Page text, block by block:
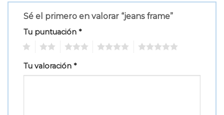
Sé el primero en valorar “jeans frame”
Tu puntuación *
Tu valoración *